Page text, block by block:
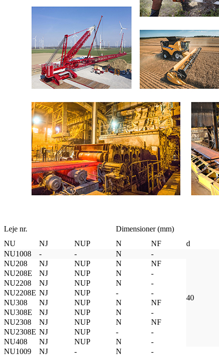
Leje nr.
Dimensioner (mm)
NU
NJ NUP N NF
d
NU1008
- - N -
40
NU208 NJ NUP N
NF
NU208E
NJ NUP N
-
NU2208
NJ NUP N
-
NU2208E NJ NUP -
-
NU308
NJ NUP N
NF
NU308E
NJ NUP N
-
NU2308
NJ NUP N
NF
NU2308E NJ NUP -
-
NU408
NJ NUP N
-
NU1009
NJ - N -